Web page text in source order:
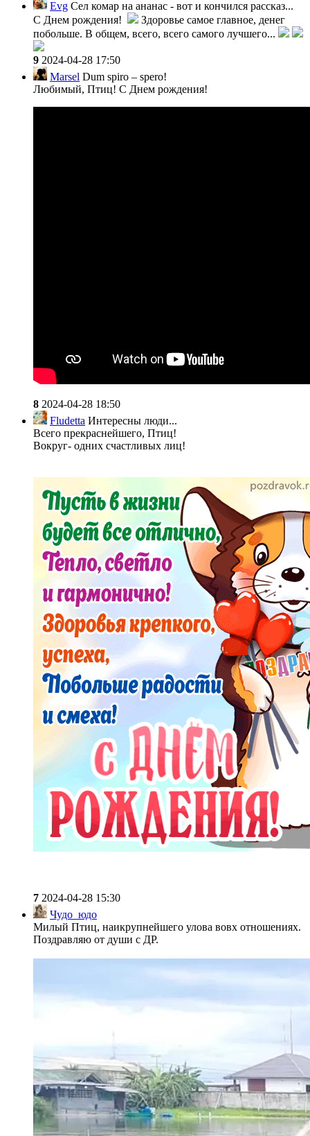
Evg Сел комар на ананас - вот и кончился рассказ...
С Днем рождения!
Здоровье самое главное, денег
побольше. В общем, всего, всего самого лучшего...
9 2024-04-28 17:50
Marsel Dum spiro – spero!
Любимый, Птиц! С Днем рождения!
8 2024-04-28 18:50
Fludetta Интересны люди...
Всего прекраснейшего, Птиц!
Вокруг- одних счастливых лиц!
7 2024-04-28 15:30
Чудо_юдо
Милый Птиц, наикрупнейшего улова вовх отношениях.
Поздравляю от души с ДР.